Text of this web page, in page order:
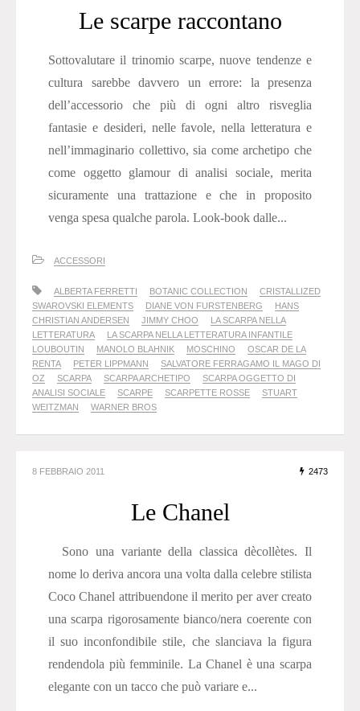
Le scarpe raccontano
Sottovalutare il trinomio scarpe, nuove tendenze e
cultura sarebbe davvero un errore: la presenza
dell’accessorio che più di ogni altro risveglia
fantasie e desideri, nelle favole, nella letteratura e
nell’immaginario collettivo, sia come archetipo che
come oggetto glamour di analisi sociale, merita
sicuramente una trattazione e che in proposito
venga spesa qualche parola. Look-book dalle...
ACCESSORI
ALBERTA FERRETTI BOTANIC COLLECTION
CRISTALLIZED
SWAROVSKI ELEMENTS
DIANE VON FURSTENBERG
HANS
CHRISTIAN ANDERSEN
JIMMY CHOO
LA SCARPA NELLA
LETTERATURA
LA SCARPA NELLA LETTERATURA INFANTILE
LOUBOUTIN
MANOLO BLAHNIK MOSCHINO
OSCAR DE LA
RENTA
PETER LIPPMANN
SALVATORE FERRAGAMO IL MAGO DI
OZ
SCARPA SCARPA ARCHETIPO
SCARPA OGGETTO DI
ANALISI SOCIALE
SCARPE SCARPETTE ROSSE
STUART
WEITZMAN
WARNER BROS
8 FEBBRAIO 2011 2473
Le Chanel
Sono una variante della classica dècollètes. Il
nome lo deriva ancora una volta dalla celebre stilista
Coco Chanel attribuendone il merito per aver creato
una scarpa rigorosamente bianco/nera coerente con
il suo inconfondibile stile, che slanciava la figura
rendendola più femminile. La Chanel è una scarpa
elegante con un tacco che può variare e...